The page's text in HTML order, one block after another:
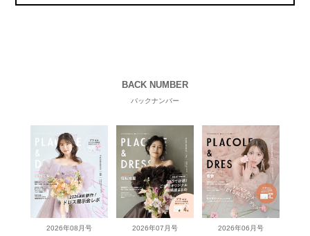
BACK NUMBER
バックナンバー
2026年08月号 2026年07月号 2026年06月号